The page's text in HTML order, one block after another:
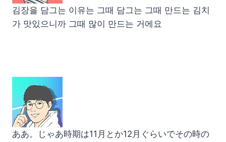
김장을 담그는 이유는 그때 담그는 그때 만드는 김치
가 맛있으니까 그때 많이 만드는 거에요
ああ。じゃあ時期は11月とか12月ぐらいでその時の